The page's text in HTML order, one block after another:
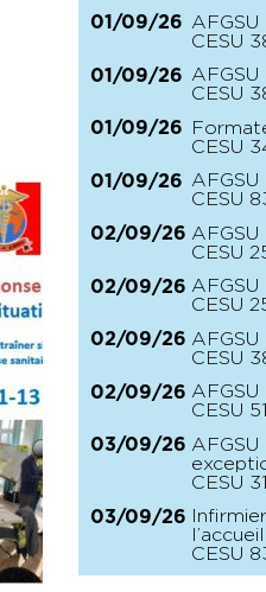
01/09/26
CESU
01/09/26
CESU
01/09/26
CESU
01/09/26 AFGSU
CESU
02/09/26 AFGSU
CESU
02/09/26 AFGSU
CESU
02/09/26 AFGSU
CESU
02/09/26 AFGSU
CESU 51
03/09/26
CESU 31
03/09/26
l’accueil
CESU